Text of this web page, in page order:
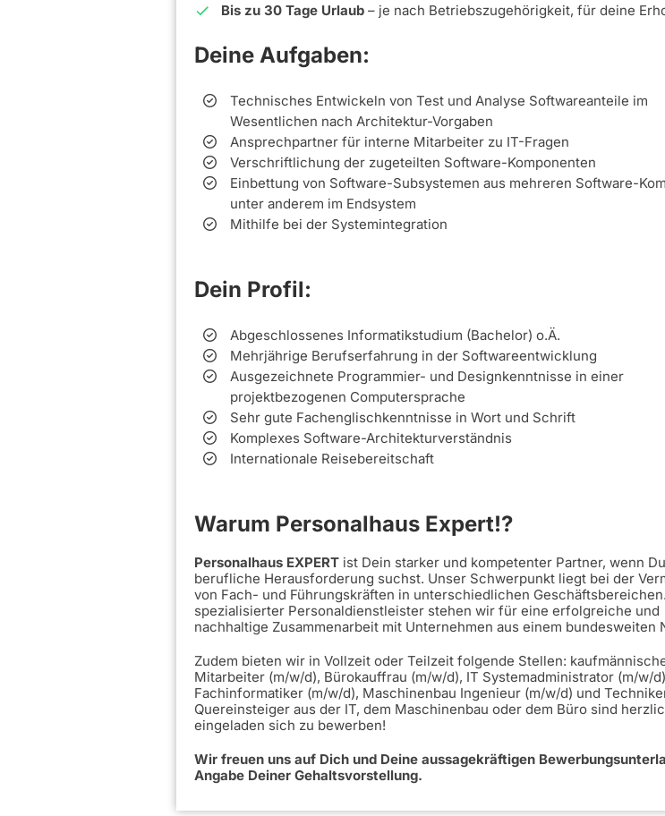
Bis zu 30 Tage Urlaub – je nach Betriebszugehörigkeit, für deine
Deine Aufgaben:
Technisches Entwickeln von Test und Analyse Softwareanteile im
Wesentlichen nach Architektur-Vorgaben
Ansprechpartner für interne Mitarbeiter zu IT-Fragen
Verschriftlichung der zugeteilten Software-Komponenten
Einbettung von Software-Subsystemen aus mehreren Software-
unter anderem im Endsystem
Mithilfe bei der Systemintegration
Dein Profil:
Abgeschlossenes Informatikstudium (Bachelor) o.Ä.
Mehrjährige Berufserfahrung in der Softwareentwicklung
Ausgezeichnete Programmier- und Designkenntnisse in einer
projektbezogenen Computersprache
Sehr gute Fachenglischkenntnisse in Wort und Schrift
Komplexes Software-Architekturverständnis
Internationale Reisebereitschaft
Warum Personalhaus Expert!?
Personalhaus EXPERT ist Dein starker und kompetenter Partner, wenn
berufliche Herausforderung suchst. Unser Schwerpunkt liegt bei der
von Fach- und Führungskräften in unterschiedlichen
spezialisierter Personaldienstleister stehen wir für eine erfolgreiche und
nachhaltige Zusammenarbeit mit Unternehmen aus einem bundesweiten
Zudem bieten wir in Vollzeit oder Teilzeit folgende Stellen:
Mitarbeiter (m/w/d), Bürokauffrau (m/w/d), IT Systemadministrator (m/w/
Fachinformatiker (m/w/d), Maschinenbau Ingenieur (m/w/d) und
Quereinsteiger aus der IT, dem Maschinenbau oder dem Büro sind
eingeladen sich zu bewerben!
Wir freuen uns auf Dich und Deine aussagekräftigen
Angabe Deiner Gehaltsvorstellung.